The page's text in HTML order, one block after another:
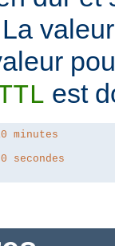
est
minutes